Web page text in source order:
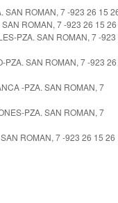
SAN ROMAN, 7 -923 26 15
ROMAN, 7 -923 26 15 26
PZA. SAN ROMAN, 7 -923
PZA. SAN ROMAN, 7 -923 26
-PZA. SAN ROMAN, 7
PZA. SAN ROMAN, 7
ROMAN, 7 -923 26 15 26